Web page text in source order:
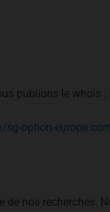
publions le whois :
option-
de nos